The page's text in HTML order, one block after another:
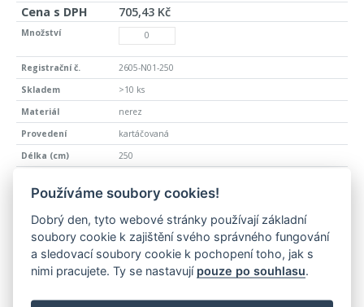
705,43 Kč
2605-N01-250
>10 ks
nerez
kartáčovaná
250
720,00 Kč
871,20 Kč
2445-N01-250
>10 ks
Používáme soubory cookies!
Dobrý den, tyto webové stránky používají základní
soubory cookie k zajištění svého správného fungování
a sledovací soubory cookie k pochopení toho, jak s
nimi pracujete. Ty se nastavují pouze po souhlasu